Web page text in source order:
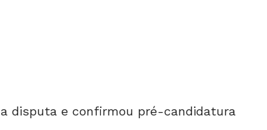
disputa e confirmou pré-candidatura